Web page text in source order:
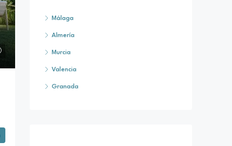
Málaga
Almería
Murcia
Valencia
Granada